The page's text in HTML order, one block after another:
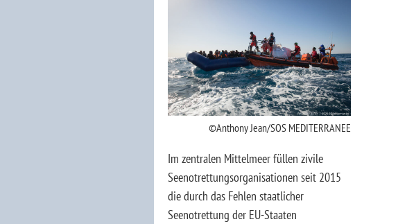
Anthony Jean/SOS MEDITERRANEE
Im zentralen Mittelmeer füllen zivile
Seenotrettungsorganisationen seit 2015
die durch das Fehlen staatlicher
Seenotrettung der EU-Staaten